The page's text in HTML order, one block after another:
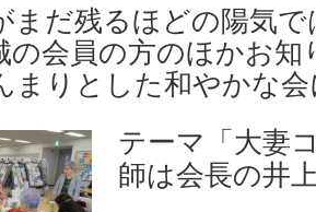
まだ残るほどの陽気
の会員の方のほかお
まりとした和やかな
テーマ「大妻
師は会長の井